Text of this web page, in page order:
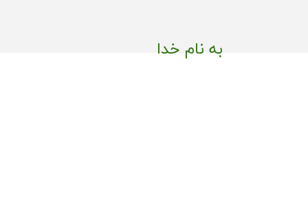
به نام خدا